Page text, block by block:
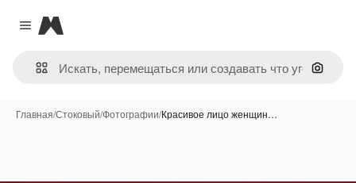
Close menu
Magnific
Поиск
Главная/Стоковый/Фотографии/Красивое лицо женщин…